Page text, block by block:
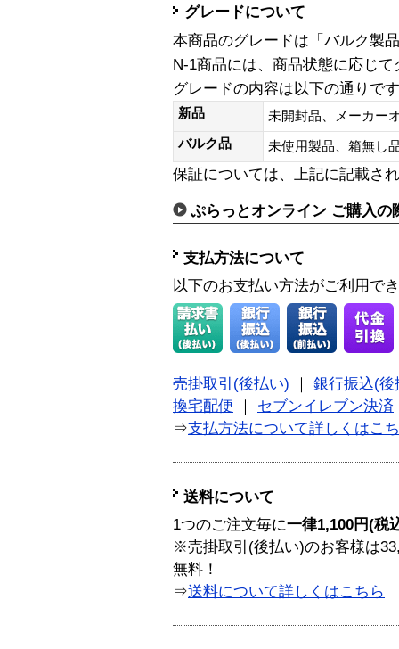
グレードについて
本商品のグレードは「バルク製
N-1商品には、商品状態に応じ
グレードの内容は以下の通りで
新品
未開封品、メーカー
バルク品
未使用製品、箱無
保証については、上記に記載さ
ぷらっとオンライン ご購入の
支払方法について
以下のお支払い方法がご利用で
売掛取引(後払い)
銀行振込(後
換宅配便
セブンイレブン決済
⇒支払方法について詳しくはこ
送料について
1つのご注文毎に一律1,100円(税
※売掛取引(後払い)のお客様は
無料！
⇒送料について詳しくはこちら